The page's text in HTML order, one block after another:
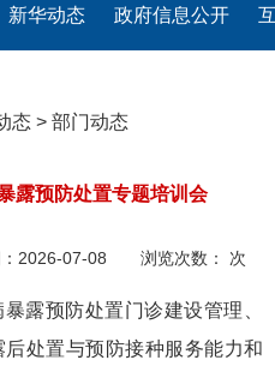
新华动态 政府信息公开
态 > 部门动态
露预防处置专题培训会
2026-07-08 浏览次数： 次
露预防处置门诊建设管理、
处置与预防接种服务能力和